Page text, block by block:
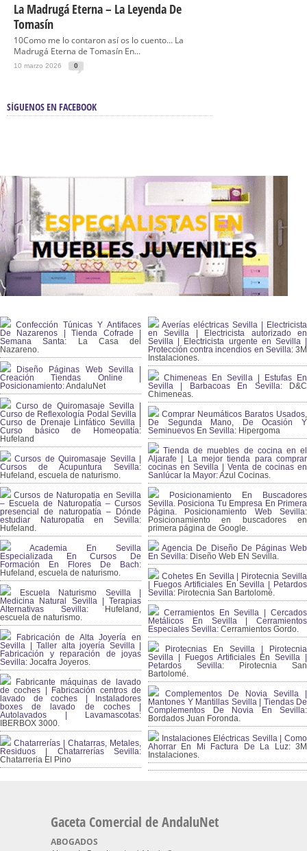
La Madrugá Eterna – La Leyenda De
Tomasín
10Como me lo contaron así os lo cuento… La
Madrugá Eterna de Tomasín En...
10 marzo 2026 0
SÍGUENOS EN FACEBOOK
Confección Túnicas Y Antifaces
De Nazarenos | Tienda Cofrade |
Semana Santa: La Casa del
Nazareno.
Diseño Páginas Web Sevilla |
Creación Tiendas Online |
Posicionamiento:AndaluNet
Curso de Quiromasaje Sevilla |
Curso de Reflexología Podal Sevilla |
Curso de Drenaje Linfático Sevilla |
Curso básico de Homeopatía:
Hufeland
Cursos de Quiromasaje Sevilla |
Cursos de Acupuntura Sevilla:
Hufeland, escuela de naturismo.
Cursos de Naturopatia en Sevilla
– Escuela de Naturopatía – Cursos
presencial de naturopatía – Dónde
estudiar Naturopatía en Sevilla:
Hufeland.
Academia En Sevilla
Especializada En Cursos De
Formación En Flores De Bach:
Hufeland, escuela de naturismo.
Escuela Naturismo Sevilla |
Medicina Natural Sevilla | Terapias
Alternativas Sevilla: Hufeland,
escuela de naturismo.
Fabricación de Alta Joyería en
Sevilla | Taller alta joyería Sevilla |
Fabricación y reparación de joyas
Sevilla: Jocafra Joyeros.
Fabricante máquinas de lavado
de coches | Fabricación centros de
lavado de coches | Instaladores
boxes de lavado de coches |
Autolavados | Lavamascotas:
IBERBOX 3000.
Chatarrerías | Chatarras, Metales,
Residuos | Chatarrerías Sevilla:
Chatarreria El Pino
Averías eléctricas Sevilla | Electricista
en Sevilla | Electricista autorizado en
Sevilla | Electricista urgente en Sevilla |
Protección contra incendios en Sevilla:3M
Instalaciones.
Chimeneas En Sevilla | Estufas En
Sevilla | Barbacoas En Sevilla:D&C
Chimeneas.
Comprar Neumáticos Baratos Usados,
De Segunda Mano, De Ocasión Y
Seminuevos En Sevilla: Hipergoma
Tienda de muebles de cocina en el
Aljarafe | La mejor tienda para comprar
cocinas en Sevilla | Venta de cocinas en
Sanlúcar la Mayor:Azul Cocinas.
Posicionamiento En Buscadores
Sevilla. Posiciona Tu Empresa En Primera
Página. Posicionamiento Web Sevilla:
Posicionamiento en buscadores en
primera página de Google.
Agencia De Diseño De Páginas Web
En Sevilla: Diseño Web EN Sevilla.
Cohetes En Sevilla | Pirotecnia Sevilla
| Fuegos Artificiales En Sevilla | Petardos
Sevilla: Pirotecnia San Bartolomé.
Cerramientos En Sevilla | Cercados
Metálicos En Sevilla | Cerramientos
Especiales Sevilla: Cerramientos Gordo.
Pirotecnias En Sevilla | Pirotecnia
Sevilla | Fuegos Artificiales En Sevilla |
Petardos Sevilla: Pirotecnia San
Bartolomé.
Complementos De Novia Sevilla |
Mantones Y Mantillas Sevilla | Tiendas De
Complementos De Novia En Sevilla:
Bordados Juan Foronda.
Instalaciones Eléctricas Sevilla | Como
Ahorrar En Mi Factura De La Luz:3M
Instalaciones.
Gaceta Comercial de AndaluNet
ABOGADOS